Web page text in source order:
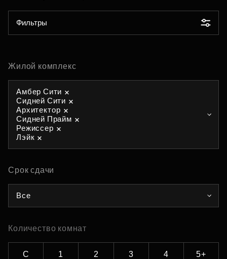
Фильтры
Жилой комплекс
Амбер Сити
Сидней Сити
Архитектор
Сидней Прайм
Режиссер
Лэйк
Срок сдачи
Все
Количество комнат
С 1 2 3 4 5+